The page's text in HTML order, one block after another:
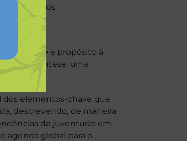
entre outros.
identidade e propósito à
É, em síntese, uma
dos elementos-chave que
descrevendo, de maneira
da juventude em
agenda global para o